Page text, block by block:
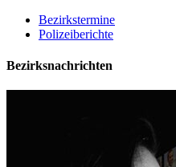
Bezirkstermine
Polizeiberichte
Bezirksnachrichten